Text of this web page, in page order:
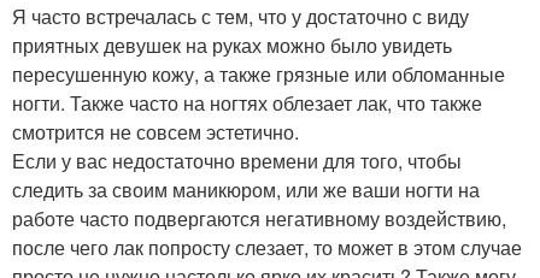
Я часто встречалась с тем, что у достаточно с виду
приятных девушек на руках можно было увидеть
пересушенную кожу, а также грязные или обломанные
ногти. Также часто на ногтях облезает лак, что также
смотрится не совсем эстетично.
Если у вас недостаточно времени для того, чтобы
следить за своим маникюром, или же ваши ногти на
работе часто подвергаются негативному воздействию,
после чего лак попросту слезает, то может в этом случае